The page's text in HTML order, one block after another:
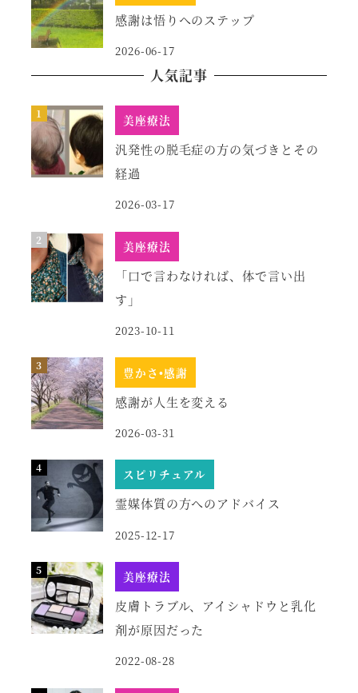
感謝は悟りへのステップ
2026-06-17
人気記事
美座療法
汎発性の脱毛症の方の気づきとその
経過
2026-03-17
美座療法
「口で言わなければ、体で言い出
す」
2023-10-11
豊かさ•感謝
感謝が人生を変える
2026-03-31
スピリチュアル
霊媒体質の方へのアドバイス
2025-12-17
美座療法
皮膚トラブル、アイシャドウと乳化
剤が原因だった
2022-08-28